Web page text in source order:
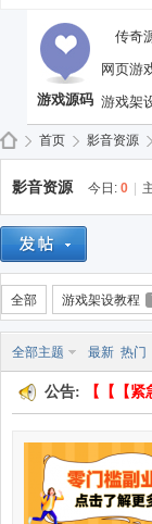
游戏源码
传奇
网页游
游戏架
依 »
首页 影音资源
影音资源 今日: 0
全部 游戏架设教程
全部主题 最新 热门
公告: 【【【紧